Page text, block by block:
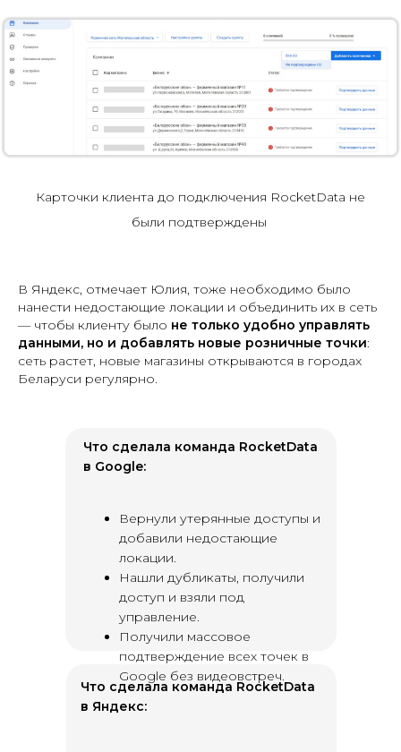
Карточки клиента до подключения RocketData не
были подтверждены
В Яндекс, отмечает Юлия, тоже необходимо было
нанести недостающие локации и объединить их в сеть
— чтобы клиенту было не только удобно управлять
данными, но и добавлять новые розничные точки:
сеть растет, новые магазины открываются в городах
Беларуси регулярно.
Что сделала команда RocketData
в Яндекс:
Что сделала команда RocketData
в Google:
Вернули утерянные доступы и
добавили недостающие
локации.
Нашли дубликаты, получили
доступ и взяли под
управление.
Получили массовое
подтверждение всех точек в
Google без видеовстреч.